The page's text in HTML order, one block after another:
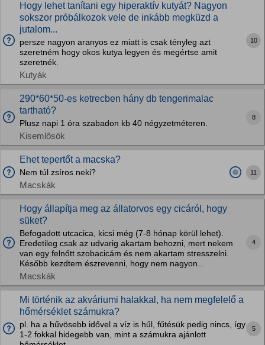
Hogy lehet tanítani egy hiperaktív kutyát? Nagyon
sokszor próbálkozok vele de inkább megküzd a
jutalom...
persze nagyon aranyos ez miatt is csak tényleg azt
szeretném hogy okos kutya legyen és megértse amit
szeretnék.
Kutyák
10
290*60*50-es ketrecben hány db tengerimalac
tartható?
Plusz napi 1 óra szabadon kb 40 négyzetméteren.
Kisemlősök
8
Ehet tepertőt a macska?
Nem túl zsíros neki?
Macskák
11
Hogy állapítja meg az állatorvos egy cicáról, hogy
süket?
Befogadott utcacica, kicsi még (7-8 hónap körül lehet).
Eredetileg csak az udvarig akartam behozni, mert nekem
van egy felnőtt szobacicám és nem akartam stresszelni.
Később kezdtem észrevenni, hogy nem nagyon...
Macskák
4
Mi történik az akváriumi halakkal, ha nem megfelelő a
hőmérséklet számukra?
pl. ha a hűvösebb idővel a víz is hűl, fűtésük pedig nincs, így
1-2 fokkal hidegebb van, mint a számukra ajánlott
5